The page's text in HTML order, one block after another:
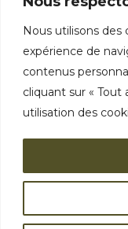
Nous utilisons
expérience de
contenus
cliquant sur «
utilisation des
Nous